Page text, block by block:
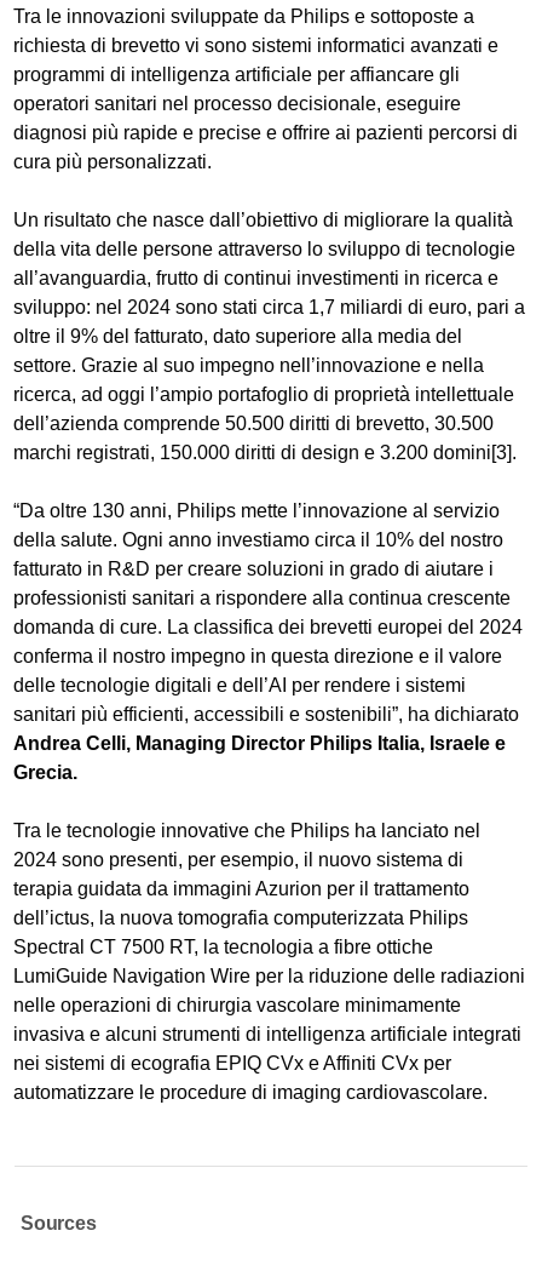
Tra le innovazioni sviluppate da Philips e sottoposte a
richiesta di brevetto vi sono sistemi informatici avanzati e
programmi di intelligenza artificiale per affiancare gli
operatori sanitari nel processo decisionale, eseguire
diagnosi più rapide e precise e offrire ai pazienti percorsi di
cura più personalizzati.
Un risultato che nasce dall’obiettivo di migliorare la qualità
della vita delle persone attraverso lo sviluppo di tecnologie
all’avanguardia, frutto di continui investimenti in ricerca e
sviluppo: nel 2024 sono stati circa 1,7 miliardi di euro, pari a
oltre il 9% del fatturato, dato superiore alla media del
settore. Grazie al suo impegno nell’innovazione e nella
ricerca, ad oggi l’ampio portafoglio di proprietà intellettuale
dell’azienda comprende 50.500 diritti di brevetto, 30.500
marchi registrati, 150.000 diritti di design e 3.200 domini[3].
“Da oltre 130 anni, Philips mette l’innovazione al servizio
della salute. Ogni anno investiamo circa il 10% del nostro
fatturato in R&D per creare soluzioni in grado di aiutare i
professionisti sanitari a rispondere alla continua crescente
domanda di cure. La classifica dei brevetti europei del 2024
conferma il nostro impegno in questa direzione e il valore
delle tecnologie digitali e dell’AI per rendere i sistemi
sanitari più efficienti, accessibili e sostenibili”, ha dichiarato
Andrea Celli, Managing Director Philips Italia, Israele e
Grecia.
Tra le tecnologie innovative che Philips ha lanciato nel
2024 sono presenti, per esempio, il nuovo sistema di
terapia guidata da immagini Azurion per il trattamento
dell’ictus, la nuova tomografia computerizzata Philips
Spectral CT 7500 RT, la tecnologia a fibre ottiche
LumiGuide Navigation Wire per la riduzione delle radiazioni
nelle operazioni di chirurgia vascolare minimamente
invasiva e alcuni strumenti di intelligenza artificiale integrati
nei sistemi di ecografia EPIQ CVx e Affiniti CVx per
automatizzare le procedure di imaging cardiovascolare.
Sources